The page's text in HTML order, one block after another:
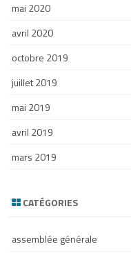
mai 2020
avril 2020
octobre 2019
juillet 2019
mai 2019
avril 2019
mars 2019
CATÉGORIES
assemblée générale